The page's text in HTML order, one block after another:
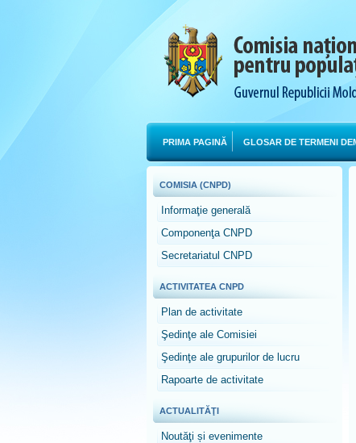
PRIMA PAGINĂ GLOSAR DE TERMENI
COMISIA (CNPD)
Informaţie generală
Componenţa CNPD
Secretariatul CNPD
ACTIVITATEA CNPD
Plan de activitate
Şedinţe ale Comisiei
Şedinţe ale grupurilor de lucru
Rapoarte de activitate
ACTUALITĂŢI
Noutăţi și evenimente